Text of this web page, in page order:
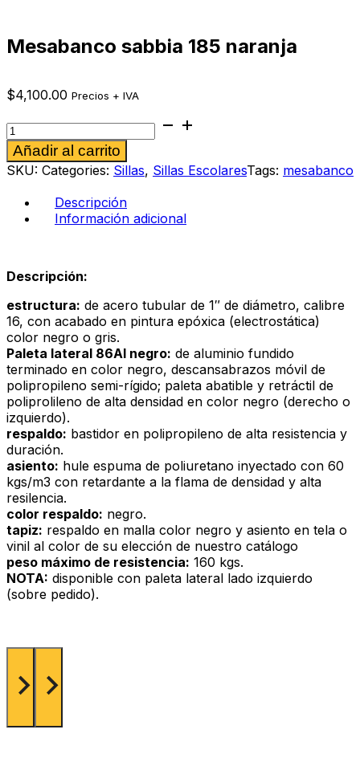
Mesabanco sabbia 185 naranja
$4,100.00 Precios + IVA
Mesabanco
sabbia
185
naranja
cantidad
Añadir al carrito
SKU: Categories: Sillas, Sillas EscolaresTags: mesabanco
Descripción
Información adicional
Descripción:
estructura: de acero tubular de 1″ de diámetro, calibre
16, con acabado en pintura epóxica (electrostática)
color negro o gris.
Paleta lateral 86Al negro: de aluminio fundido
terminado en color negro, descansabrazos móvil de
polipropileno semi-rígido; paleta abatible y retráctil de
poliprolileno de alta densidad en color negro (derecho o
izquierdo).
respaldo: bastidor en polipropileno de alta resistencia y
duración.
asiento: hule espuma de poliuretano inyectado con 60
kgs/m3 con retardante a la flama de densidad y alta
resilencia.
color respaldo: negro.
tapiz: respaldo en malla color negro y asiento en tela o
vinil al color de su elección de nuestro catálogo
peso máximo de resistencia: 160 kgs.
NOTA: disponible con paleta lateral lado izquierdo
(sobre pedido).